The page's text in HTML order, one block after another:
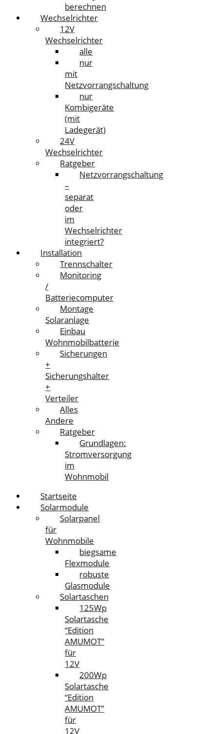
berechnen
Wechselrichter
12V
Wechselrichter
alle
nur
mit
Netzvorrangschaltung
nur
Kombigeräte
(mit
Ladegerät)
24V
Wechselrichter
Ratgeber
Netzvorrangschaltung
–
separat
oder
im
Wechselrichter
integriert?
Installation
Trennschalter
Monitoring
/
Batteriecomputer
Montage
Solaranlage
Einbau
Wohnmobilbatterie
Sicherungen
+
Sicherungshalter
+
Verteiler
Alles
Andere
Ratgeber
Grundlagen:
Stromversorgung
im
Wohnmobil
Startseite
Solarmodule
Solarpanel
für
Wohnmobile
biegsame
Flexmodule
robuste
Glasmodule
Solartaschen
125Wp
Solartasche
“Edition
AMUMOT”
für
12V
200Wp
Solartasche
“Edition
AMUMOT”
für
12V